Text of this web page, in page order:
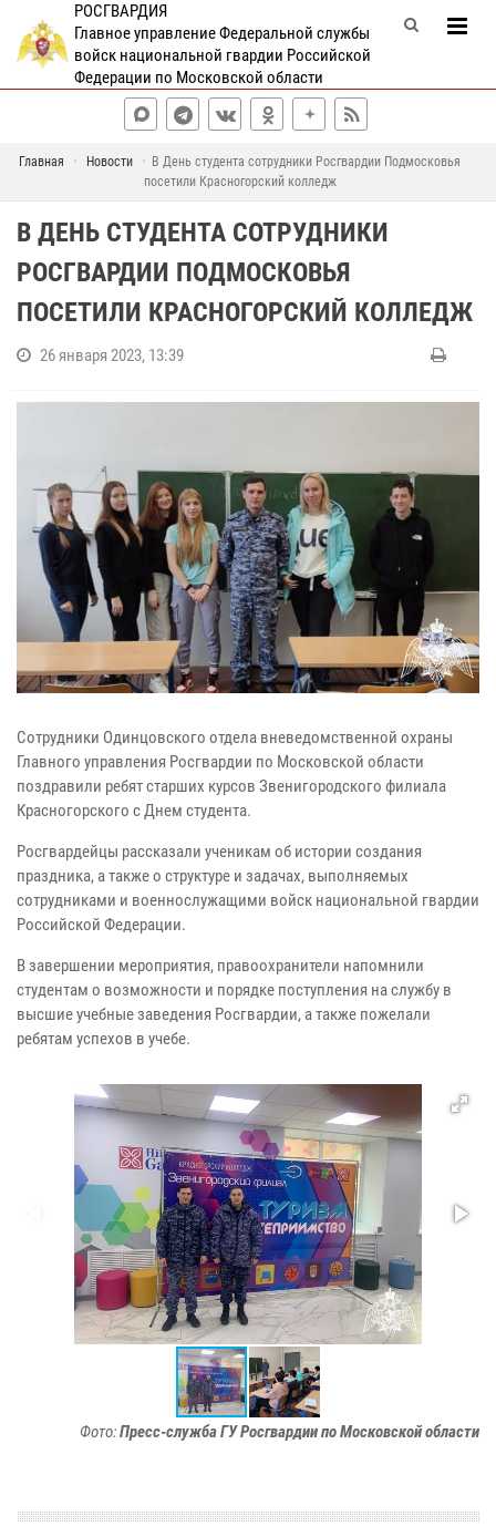
РОСГВАРДИЯ
Главное управление Федеральной службы
войск национальной гвардии Российской
Федерации по Московской области
Главная Новости
В День студента сотрудники Росгвардии Подмосковья
посетили Красногорский колледж
В ДЕНЬ СТУДЕНТА СОТРУДНИКИ
РОСГВАРДИИ ПОДМОСКОВЬЯ
ПОСЕТИЛИ КРАСНОГОРСКИЙ КОЛЛЕДЖ
26 января 2023, 13:39
Сотрудники Одинцовского отдела вневедомственной охраны
Главного управления Росгвардии по Московской области
поздравили ребят старших курсов Звенигородского филиала
Красногорского с Днем студента.
Росгвардейцы рассказали ученикам об истории создания
праздника, а также о структуре и задачах, выполняемых
сотрудниками и военнослужащими войск национальной гвардии
Российской Федерации.
В завершении мероприятия, правоохранители напомнили
студентам о возможности и порядке поступления на службу в
высшие учебные заведения Росгвардии, а также пожелали
ребятам успехов в учебе.
Фото:Пресс-служба ГУ Росгвардии по Московской области